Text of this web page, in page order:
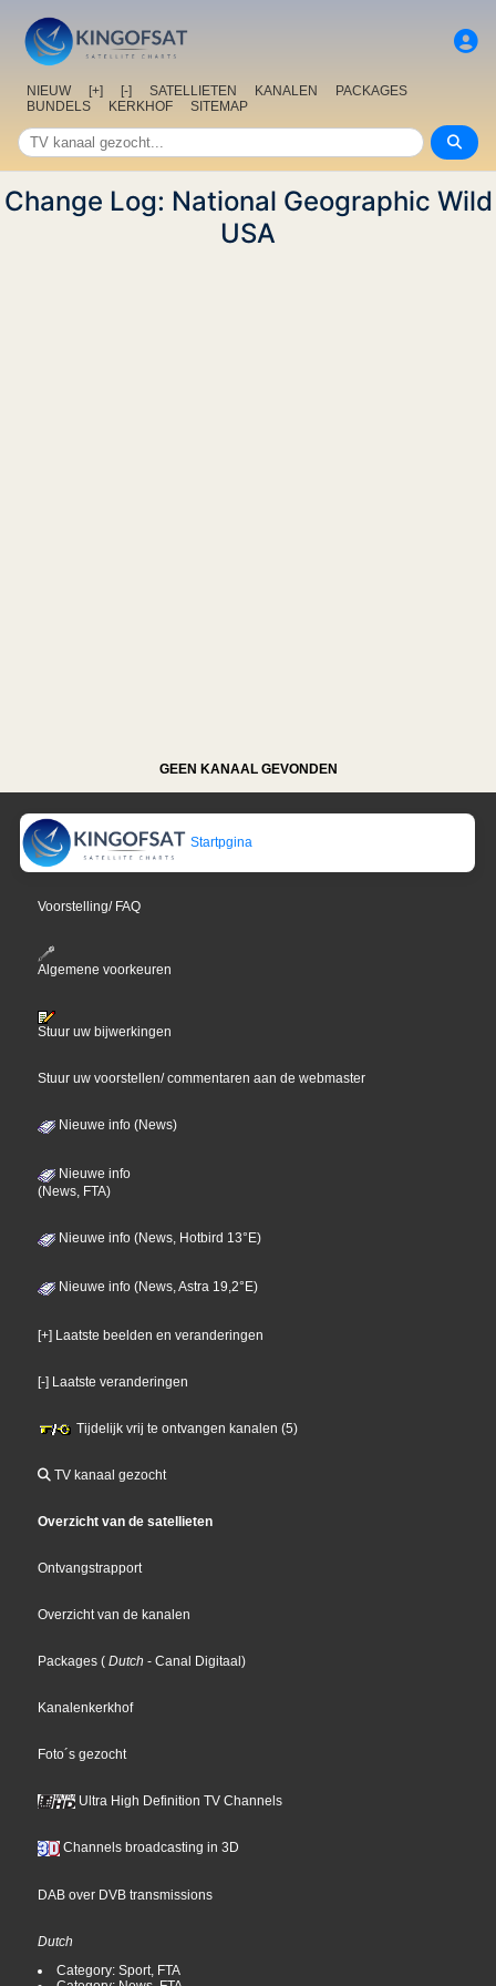
NIEUW [+] [-] SATELLIETEN KANALEN
PACKAGES
BUNDELS
KERKHOF SITEMAP
Change Log: National Geographic Wild
USA
GEEN KANAAL GEVONDEN
Startpgina
Voorstelling/ FAQ
Algemene voorkeuren
Stuur uw bijwerkingen
Stuur uw voorstellen/ commentaren aan de webmaster
Nieuwe info (News)
Nieuwe info
(News, FTA)
Nieuwe info (News, Hotbird 13°E)
Nieuwe info (News, Astra 19,2°E)
[+] Laatste beelden en veranderingen
[-] Laatste veranderingen
Tijdelijk vrij te ontvangen kanalen (5)
TV kanaal gezocht
Overzicht van de satellieten
Ontvangstrapport
Overzicht van de kanalen
Packages ( Dutch - Canal Digitaal)
Kanalenkerkhof
Foto´s gezocht
Ultra High Definition TV Channels
Channels broadcasting in 3D
DAB over DVB transmissions
Dutch
Category: Sport, FTA